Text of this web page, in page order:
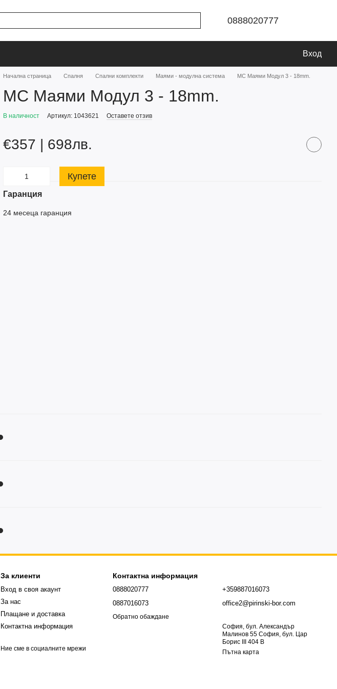
0888020777
Вход
Начална страница Спалня Спални комплекти Маями - модулна система МС Маями Модул 3 - 18mm.
МС Маями Модул 3 - 18mm.
В наличност Артикул: 1043621 Оставете отзив
€357 | 698лв.
Купете
Гаранция
24 месеца гаранция
За клиенти
Вход в своя акаунт
За нас
Плащане и доставка
Контактна информация
Ние сме в социалните мрежи
Контактна информация
0888020777
0887016073
Обратно обаждане
+359887016073
office2@pirinski-bor.com
София, бул. Александър
Малинов 55 София, бул. Цар
Борис III 404 В
Пътна карта